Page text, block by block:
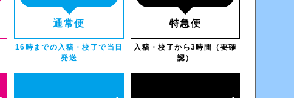
通常便
16時までの入稿・校了で当日
発送
特急便
入稿・校了から3時間（要確
認）